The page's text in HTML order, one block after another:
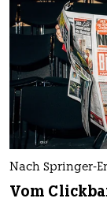
Nach Springer-
Vom